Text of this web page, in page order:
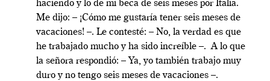
haciendo y lo de mi beca de seis meses por Italia.
Me dijo: – ¡Cómo me gustaría tener seis meses de
vacaciones! –. Le contesté: – No, la verdad es que
he trabajado mucho y ha sido increíble –. A lo que
la señora respondió: – Ya, yo también trabajo muy
duro y no tengo seis meses de vacaciones –.